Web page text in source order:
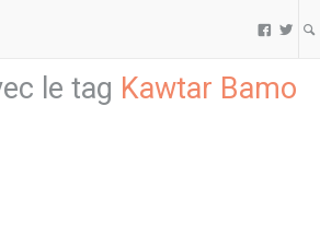
 
le tag Kawtar Bamo